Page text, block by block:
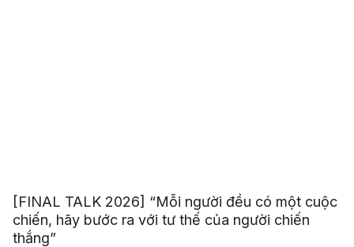
[FINAL TALK 2026] “Mỗi người đều có một cuộc
chiến, hãy bước ra với tư thế của người chiến
thắng”